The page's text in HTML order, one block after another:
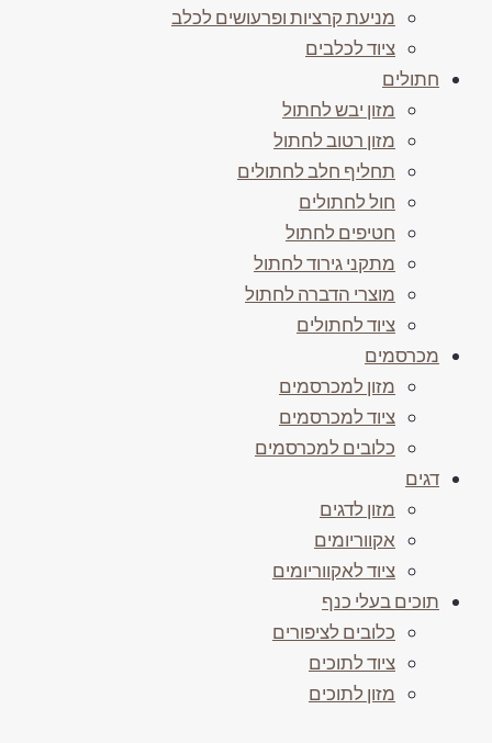
מניעת קרציות ופרעושים לכלב
ציוד לכלבים
חתולים
מזון יבש לחתול
מזון רטוב לחתול
תחליף חלב לחתולים
חול לחתולים
חטיפים לחתול
מתקני גירוד לחתול
מוצרי הדברה לחתול
ציוד לחתולים
מכרסמים
מזון למכרסמים
ציוד למכרסמים
כלובים למכרסמים
דגים
מזון לדגים
אקווריומים
ציוד לאקווריומים
תוכים בעלי כנף
כלובים לציפורים
ציוד לתוכים
מזון לתוכים